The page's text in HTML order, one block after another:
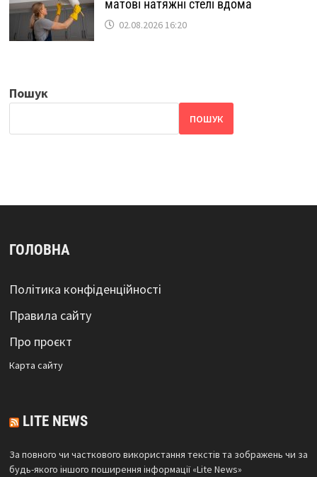
матові натяжні стелі вдома
02.08.2026 16:20
Пошук
ПОШУК
ГОЛОВНА
Політика конфіденційності
Правила сайту
Про проєкт
Карта сайтy
LITE NEWS
За повного чи часткового використання текстів та зображень чи за
будь-якого іншого поширення інформації «Lite News»